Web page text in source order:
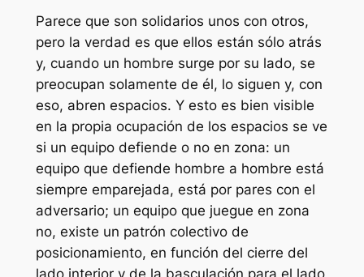
Parece que son solidarios unos con otros,
pero la verdad es que ellos están sólo atrás
y, cuando un hombre surge por su lado, se
preocupan solamente de él, lo siguen y, con
eso, abren espacios. Y esto es bien visible
en la propia ocupación de los espacios se ve
si un equipo defiende o no en zona: un
equipo que defiende hombre a hombre está
siempre emparejada, está por pares con el
adversario; un equipo que juegue en zona
no, existe un patrón colectivo de
posicionamiento, en función del cierre del
lado interior y de la basculación para el lado